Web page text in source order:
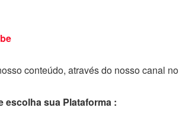
conteúdo, através do nosso canal no
escolha sua Plataforma :